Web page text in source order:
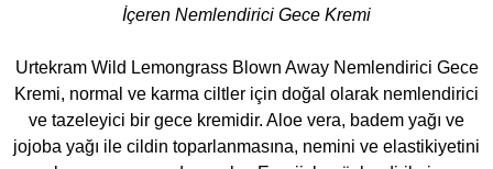
İçeren Nemlendirici Gece Kremi
Urtekram Wild Lemongrass Blown Away Nemlendirici Gece
Kremi, normal ve karma ciltler için doğal olarak nemlendirici
ve tazeleyici bir gece kremidir. Aloe vera, badem yağı ve
jojoba yağı ile cildin toparlanmasına, nemini ve elastikiyetini